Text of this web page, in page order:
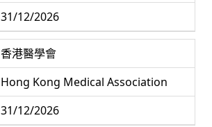
31/12/2026
香港醫學會
Hong Kong Medical Association
31/12/2026